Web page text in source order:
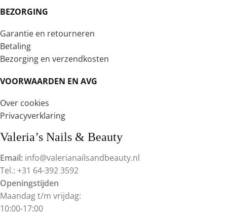
BEZORGING
Garantie en retourneren
Betaling
Bezorging en verzendkosten
VOORWAARDEN EN AVG
Over cookies
Privacyverklaring
Valeria’s Nails & Beauty
Email: info@valerianailsandbeauty.nl
Tel.: +31 64-392 3592
Openingstijden
Maandag t/m vrijdag:
10:00-17:00